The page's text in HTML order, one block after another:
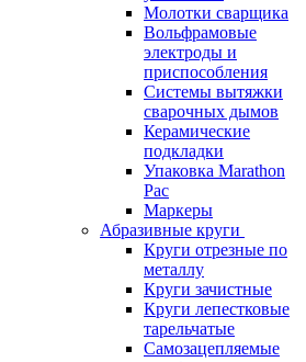
Молотки сварщика
Вольфрамовые
электроды и
приспособления
Системы вытяжки
сварочных дымов
Керамические
подкладки
Упаковка Marathon
Pac
Маркеры
Абразивные круги
Круги отрезные по
металлу
Круги зачистные
Круги лепестковые
тарельчатые
Самозацепляемые